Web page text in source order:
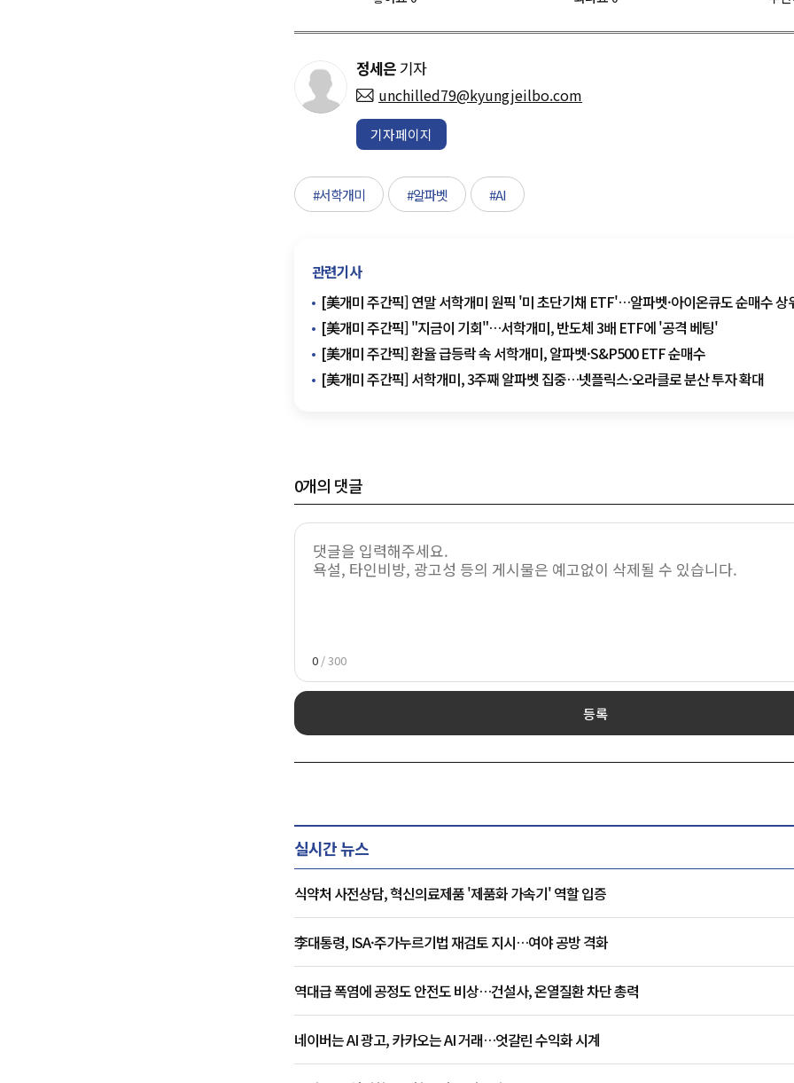
정세은 기자
unchilled79@kyungjeilbo.com
기자페이지
#서학개미 #알파벳 #AI
관련기사
[美개미 주간픽] 연말 서학개미 원픽 '미 초단기채 ETF'…알파벳·아이온큐도 순매수
[美개미 주간픽] "지금이 기회"…서학개미, 반도체 3배 ETF에 '공격 베팅'
[美개미 주간픽] 환율 급등락 속 서학개미, 알파벳·S&P500 ETF 순매수
[美개미 주간픽] 서학개미, 3주째 알파벳 집중…넷플릭스·오라클로 분산 투자 확대
0개의 댓글
0 / 300
등록
실시간 뉴스
식약처 사전상담, 혁신의료제품 '제품화 가속기' 역할 입증
李대통령, ISA·주가누르기법 재검토 지시…여야 공방 격화
역대급 폭염에 공정도 안전도 비상…건설사, 온열질환 차단 총력
네이버는 AI 광고, 카카오는 AI 거래…엇갈린 수익화 시계